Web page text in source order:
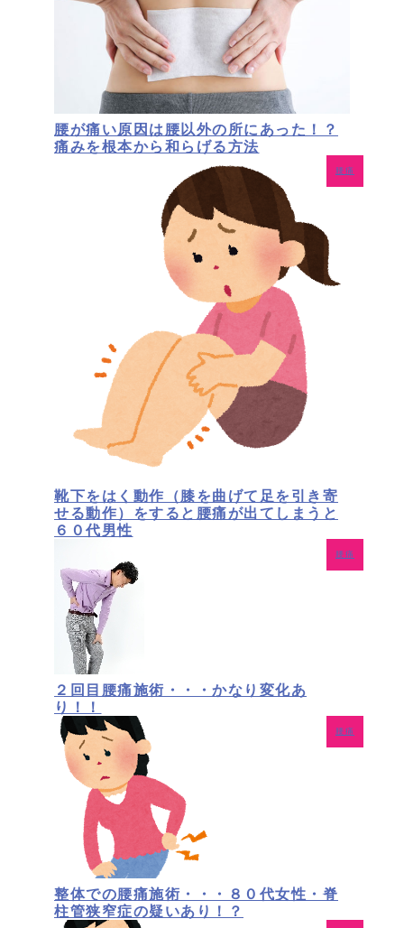
腰が痛い原因は腰以外の所にあった！？
痛みを根本から和らげる方法
腰痛
靴下をはく動作（膝を曲げて足を引き寄
せる動作）をすると腰痛が出てしまうと
６０代男性
腰痛
２回目腰痛施術・・・かなり変化あ
り！！
腰痛
整体での腰痛施術・・・８０代女性・脊
柱管狭窄症の疑いあり！？